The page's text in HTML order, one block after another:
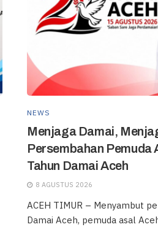
NEWS
‎Menjaga Damai,
Persembahan Pemuda
Tahun Damai Aceh
8 AGUSTUS 2026
‎ACEH TIMUR – Menyambut
Damai Aceh, pemuda asal